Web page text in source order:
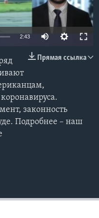
2:43
Прямая ссылка
законность
Подробнее – наш